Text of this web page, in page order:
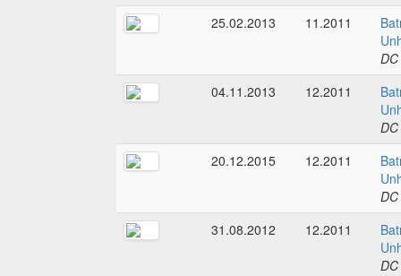
25.02.2013
11.2011
04.11.2013
12.2011
20.12.2015
12.2011
31.08.2012
12.2011